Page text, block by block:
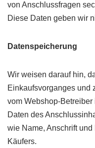
von Anschlussfragen
Diese Daten geben wir
Datenspeicherung
Wir weisen darauf hin,
Einkaufsvorganges und
vom Webshop-
Daten des
wie Name, Anschrift
Käufers.